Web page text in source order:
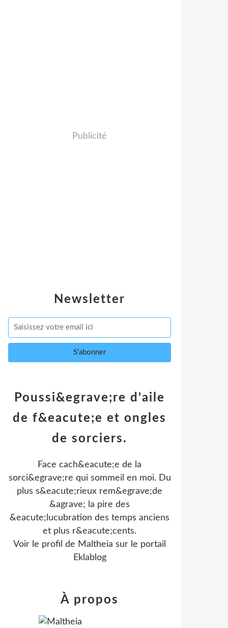
Newsletter
Publicité
Poussi&egrave;re d'aile
de f&eacute;e et ongles
de sorciers.
Face cach&eacute;e de la
sorci&egrave;re qui sommeil en moi. Du
plus s&eacute;rieux rem&egrave;de
&agrave; la pire des
&eacute;lucubration des temps anciens
et plus r&eacute;cents.
Voir le profil de Maltheia sur le portail
Eklablog
À propos